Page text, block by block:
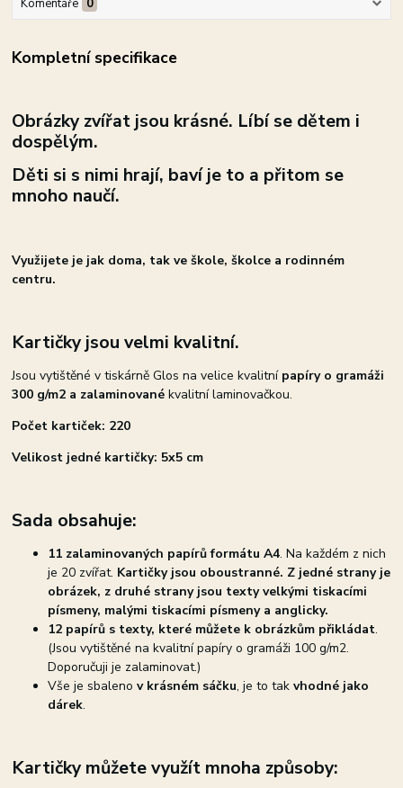
Komentáře 0
Kompletní specifikace
Obrázky zvířat jsou krásné. Líbí se dětem i
dospělým.
Děti si s nimi hrají, baví je to a přitom se
mnoho naučí.
Využijete je jak doma, tak ve škole, školce a rodinném
centru.
Kartičky jsou velmi kvalitní.
Jsou vytištěné v tiskárně Glos na velice kvalitní papíry o gramáži
300 g/m2 a zalaminované kvalitní laminovačkou.
Počet kartiček: 220
Velikost jedné kartičky: 5x5 cm
Sada obsahuje:
11 zalaminovaných papírů formátu A4. Na každém z nich
je 20 zvířat. Kartičky jsou oboustranné. Z jedné strany je
obrázek, z druhé strany jsou texty velkými tiskacími
písmeny, malými tiskacími písmeny a anglicky.
12 papírů s texty, které můžete k obrázkům přikládat.
(Jsou vytištěné na kvalitní papíry o gramáži 100 g/m2.
Doporučuji je zalaminovat.)
Vše je sbaleno v krásném sáčku, je to takvhodné jako
dárek.
Kartičky můžete využít mnoha způsoby: